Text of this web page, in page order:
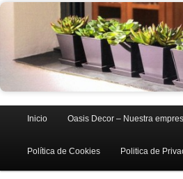
Inicio Oasis Decor – Nuestra
Política de Cookies Politica de